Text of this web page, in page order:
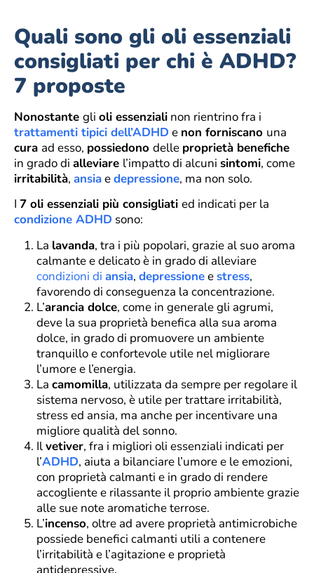
Quali sono gli oli essenziali
consigliati per chi è ADHD?
7 proposte
Nonostante gli oli essenziali non rientrino fra i
trattamenti tipici dell’ADHD e non forniscano una
cura ad esso, possiedono delle proprietà benefiche
in grado di alleviare l’impatto di alcuni sintomi, come
irritabilità, ansiaedepressione, ma non solo.
I 7 oli essenziali più consigliati ed indicati per la
condizione ADHD sono:
La lavanda, tra i più popolari, grazie al suo aroma
calmante e delicato è in grado di alleviare
condizioni di ansia, depressioneestress,
favorendo di conseguenza la concentrazione.
L’arancia dolce, come in generale gli agrumi,
deve la sua proprietà benefica alla sua aroma
dolce, in grado di promuovere un ambiente
tranquillo e confortevole utile nel migliorare
l’umore e l’energia.
La camomilla, utilizzata da sempre per regolare il
sistema nervoso, è utile per trattare irritabilità,
stress ed ansia, ma anche per incentivare una
migliore qualità del sonno.
Ilvetiver, fra i migliori oli essenziali indicati per
l’ADHD, aiuta a bilanciare l’umore e le emozioni,
con proprietà calmanti e in grado di rendere
accogliente e rilassante il proprio ambiente grazie
alle sue note aromatiche terrose.
L’incenso, oltre ad avere proprietà antimicrobiche
possiede benefici calmanti utili a contenere
l’irritabilità e l’agitazione e proprietà
antidepressive.